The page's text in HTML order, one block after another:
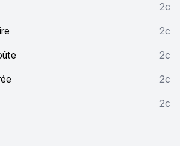
2c
2c
2c
2c
2c